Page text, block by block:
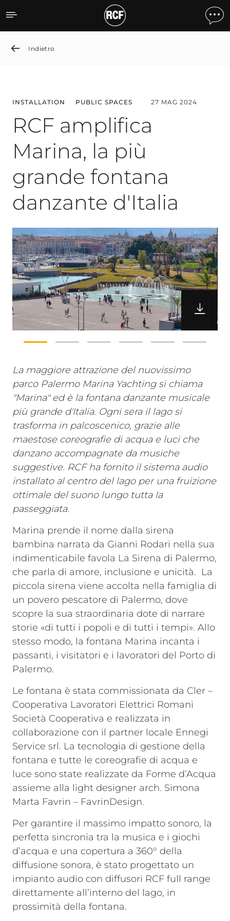
RCF amplifica Marina, la
Indietro
INSTALLATION PUBLIC SPACES 27 MAG 2024
RCF amplifica
Marina, la più
grande fontana
danzante d'Italia
La maggiore attrazione del nuovissimo
parco Palermo Marina Yachting si chiama
"Marina" ed è la fontana danzante musicale
più grande d'Italia. Ogni sera il lago si
trasforma in palcoscenico, grazie alle
maestose coreografie di acqua e luci che
danzano accompagnate da musiche
suggestive. RCF ha fornito il sistema audio
installato al centro del lago per una fruizione
ottimale del suono lungo tutta la
passeggiata.
Marina prende il nome dalla sirena
bambina narrata da Gianni Rodari nella sua
indimenticabile favola La Sirena di Palermo,
che parla di amore, inclusione e unicità. La
piccola sirena viene accolta nella famiglia di
un povero pescatore di Palermo, dove
scopre la sua straordinaria dote di narrare
storie «di tutti i popoli e di tutti i tempi». Allo
stesso modo, la fontana Marina incanta i
passanti, i visitatori e i lavoratori del Porto di
Palermo.
Le fontana è stata commissionata da Cler –
Cooperativa Lavoratori Elettrici Romani
Società Cooperativa e realizzata in
collaborazione con il partner locale Ennegi
Service srl. La tecnologia di gestione della
fontana e tutte le coreografie di acqua e
luce sono state realizzate da Forme d’Acqua
assieme alla light designer arch. Simona
Marta Favrin – FavrinDesign.
Per garantire il massimo impatto sonoro, la
perfetta sincronia tra la musica e i giochi
d’acqua e una copertura a 360° della
diffusione sonora, è stato progettato un
impianto audio con diffusori RCF full range
direttamente all’interno del lago, in
prossimità della fontana.